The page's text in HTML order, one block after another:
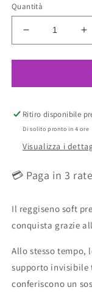
Quantità
Diminuisci
quantità
per
Reggiseno
Senza
Ferretto
Rose
Ritiro disponibile
Di solito pronto in 4 ore
Visualizza i
💳 Paga in 3
Il reggiseno soft
conquista grazie
Allo stesso tempo,
supporto invisibile
conferiscono un